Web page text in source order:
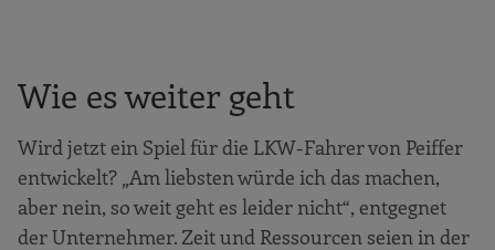
Wie es weiter geht
Wird jetzt ein Spiel für die LKW-Fahrer von Peiffer
entwickelt? „Am liebsten würde ich das machen,
aber nein, so weit geht es leider nicht“, entgegnet
der Unternehmer. Zeit und Ressourcen seien in der